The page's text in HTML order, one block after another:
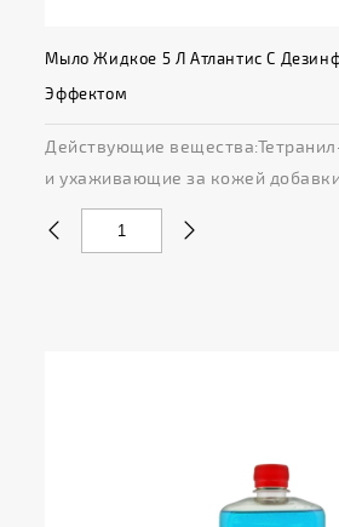
Мыло Жидкое 5 Л Атлантис С
Эффектом
Действующие
и ухаживающие за кожей